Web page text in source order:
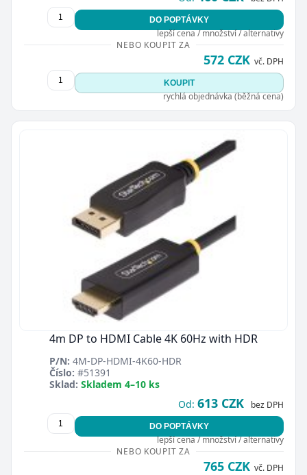
DO POPTÁVKY
lepší cena / množství / alternativy
NEBO KOUPIT ZA
572 CZK vč. DPH
KOUPIT
rychlá objednávka (běžná cena)
4m DP to HDMI Cable 4K 60Hz with HDR
P/N: 4M-DP-HDMI-4K60-HDR
Číslo: #51391
Sklad: Skladem 4–10 ks
Od: 613 CZK bez DPH
DO POPTÁVKY
lepší cena / množství / alternativy
NEBO KOUPIT ZA
765 CZK vč. DPH